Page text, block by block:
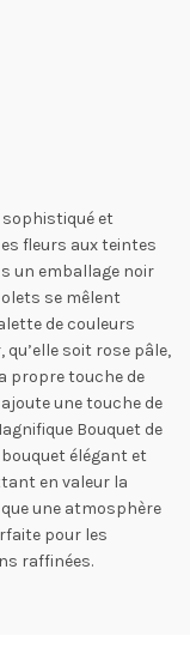
sophistiqué et
fleurs aux teintes
un emballage noir
se mêlent
de couleurs
soit rose pâle,
propre touche de
une touche de
Bouquet de
élégant et
en valeur la
une atmosphère
pour les
raffinées.